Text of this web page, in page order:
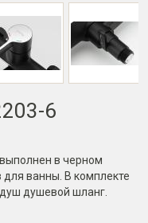
6
в черном
ванны. В комплекте
душевой шланг.